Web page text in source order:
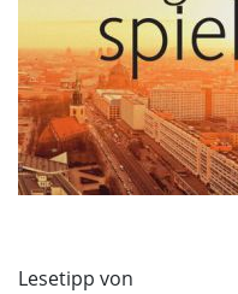
Lesetipp von